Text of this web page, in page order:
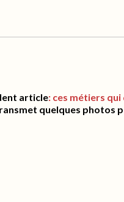
article: ces métiers
quelques photos